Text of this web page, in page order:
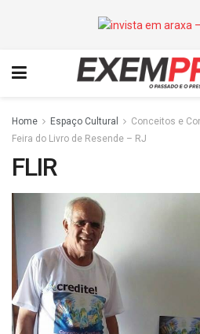
Home Espaço Cultural
Conceitos e
Feira do Livro de Resende – RJ
FLIR